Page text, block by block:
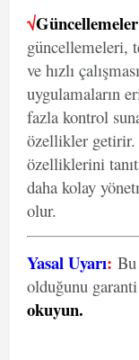
√Güncellemeler
güncellemeleri,
ve hızlı
uygulamaların
fazla kontrol
özellikler getirir.
özelliklerini
daha kolay
olur.
Yasal Uyarı:
olduğunu
okuyun.